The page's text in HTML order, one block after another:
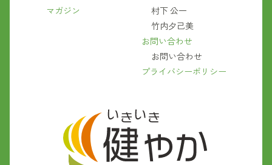
マガジン
村下 公一
竹内夕己美
お問い合わせ
お問い合わせ
プライバシーポリシー